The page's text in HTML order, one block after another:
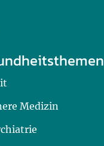
Medizin